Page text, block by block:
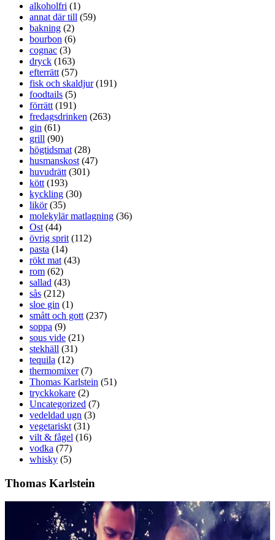
alkoholfri (1)
annat där till (59)
bakning (2)
bourbon (6)
cognac (3)
dryck (163)
efterrätt (57)
fisk och skaldjur(191)
foodtails (5)
förrätt (191)
fredagsdrinken (263)
gin (61)
grill (90)
högtidsmat (28)
husmanskost (47)
huvudrätt (301)
kött (193)
kyckling (30)
likör(35)
molekylär matlagning (36)
Ost (44)
övrig sprit (112)
pasta (14)
rökt mat (43)
rom (62)
sallad (43)
sås (212)
sloe gin (1)
smått och gott (237)
soppa (9)
sous vide (21)
stekhäll (31)
tequila (12)
thermomixer(7)
Thomas Karlstein (51)
tryckkokare (2)
Uncategorized (7)
vedeldad ugn (3)
vegetariskt (31)
vilt & fågel (16)
vodka (77)
whisky (5)
Thomas Karlstein